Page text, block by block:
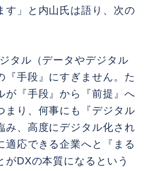
す」と内山氏は語り、次の
タル（データやデジタル
『手段』にすぎません。た
が『手段』から『前提』へ
まり、何事にも『デジタル
み、高度にデジタル化され
適応できる企業へと『まる
がDXの本質になるという